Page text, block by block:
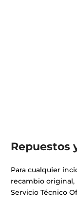
Repuestos
Para cualquier
recambio
Servicio Técnico